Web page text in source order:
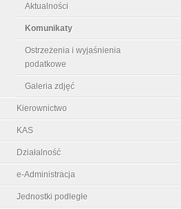
Aktualności
Komunikaty
Ostrzeżenia i wyjaśnienia
podatkowe
Galeria zdjęć
Kierownictwo
KAS
Działalność
e-Administracja
Jednostki podległe